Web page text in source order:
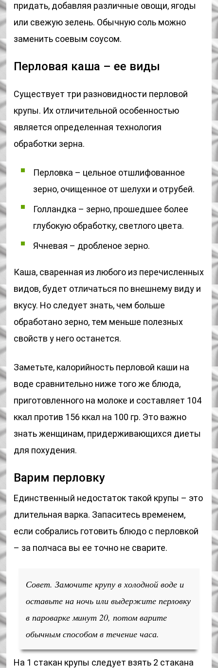
придать, добавляя различные овощи, ягоды
или свежую зелень. Обычную соль можно
заменить соевым соусом.
Перловая каша – ее виды
Существует три разновидности перловой
крупы. Их отличительной особенностью
является определенная технология
обработки зерна.
Перловка – цельное отшлифованное
зерно, очищенное от шелухи и отрубей.
Голландка – зерно, прошедшее более
глубокую обработку, светлого цвета.
Ячневая – дробленое зерно.
Каша, сваренная из любого из перечисленных
видов, будет отличаться по внешнему виду и
вкусу. Но следует знать, чем больше
обработано зерно, тем меньше полезных
свойств у него останется.
Заметьте, калорийность перловой каши на
воде сравнительно ниже того же блюда,
приготовленного на молоке и составляет 104
ккал против 156 ккал на 100 гр. Это важно
знать женщинам, придерживающихся диеты
для похудения.
Варим перловку
Единственный недостаток такой крупы – это
длительная варка. Запаситесь временем,
если собрались готовить блюдо с перловкой
– за полчаса вы ее точно не сварите.
Совет. Замочите крупу в холодной воде и
оставьте на ночь или выдержите перловку
в пароварке минут 20, потом варите
обычным способом в течение часа.
На 1 стакан крупы следует взять 2 стакана